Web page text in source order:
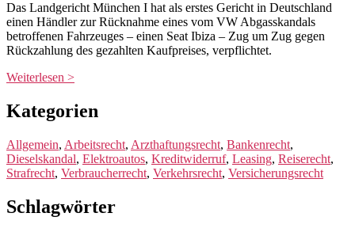
Das Landgericht München I hat als erstes Gericht in Deutschland
einen Händler zur Rücknahme eines vom VW Abgasskandals
betroffenen Fahrzeuges – einen Seat Ibiza – Zug um Zug gegen
Rückzahlung des gezahlten Kaufpreises, verpflichtet.
Weiterlesen >
Kategorien
Allgemein, Arbeitsrecht, Arzthaftungsrecht, Bankenrecht,
Dieselskandal, Elektroautos, Kreditwiderruf, Leasing, Reiserecht,
Strafrecht, Verbraucherrecht, Verkehrsrecht, Versicherungsrecht
Schlagwörter